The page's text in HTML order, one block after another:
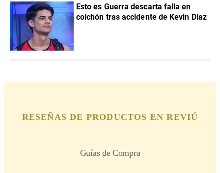
Esto es Guerra descarta falla en
colchón tras accidente de Kevin Díaz